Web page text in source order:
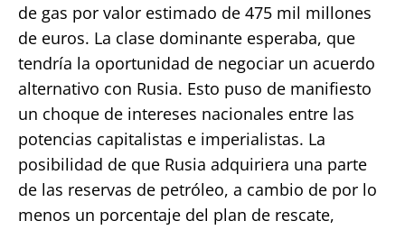
de gas por valor estimado de 475 mil millones
de euros. La clase dominante esperaba, que
tendría la oportunidad de negociar un acuerdo
alternativo con Rusia. Esto puso de manifiesto
un choque de intereses nacionales entre las
potencias capitalistas e imperialistas. La
posibilidad de que Rusia adquiriera una parte
de las reservas de petróleo, a cambio de por lo
menos un porcentaje del plan de rescate,